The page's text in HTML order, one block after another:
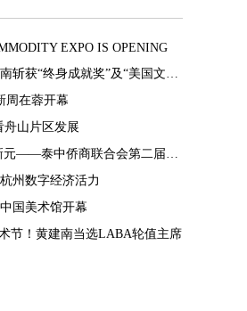
EXPO IS OPENING
第三届LABA偶像奖揭盅 黄建南斩获“终身成就奖”及“美国文化奖”
周在蓉开幕
舟山片区发展
六年磨砺襄盛举 豪情欢歌迎新元——泰中侨商联合会第二届第七次会员大会暨新春联欢晚会隆重举行
州数字经济活力
国美术馆开幕
节！黄建南当选LABA轮值主席